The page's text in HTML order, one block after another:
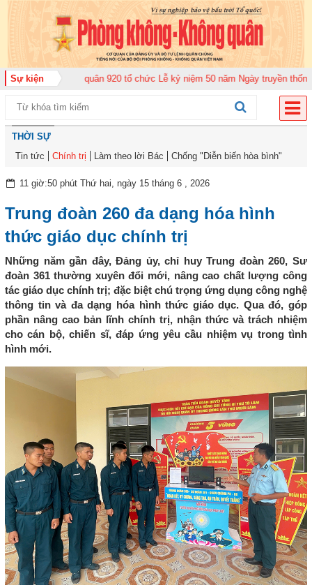
Sự kiện
đoàn Không quân 920 tổ chức Lễ kỷ niệm 50 năm Ngày truyền thống (12-
THỜI SỰ
Tin tức
Chính trị Làm theo lời Bác Chống "Diễn biến hòa bình"
11 giờ:50 phút Thứ hai, ngày 15 tháng 6 , 2026
Trung đoàn 260 đa dạng hóa hình
thức giáo dục chính trị
Những năm gần đây, Đảng ủy, chỉ huy Trung đoàn 260, Sư
đoàn 361 thường xuyên đổi mới, nâng cao chất lượng công
tác giáo dục chính trị; đặc biệt chú trọng ứng dụng công nghệ
thông tin và đa dạng hóa hình thức giáo dục. Qua đó, góp
phần nâng cao bản lĩnh chính trị, nhận thức và trách nhiệm
cho cán bộ, chiến sĩ, đáp ứng yêu cầu nhiệm vụ trong tình
hình mới.